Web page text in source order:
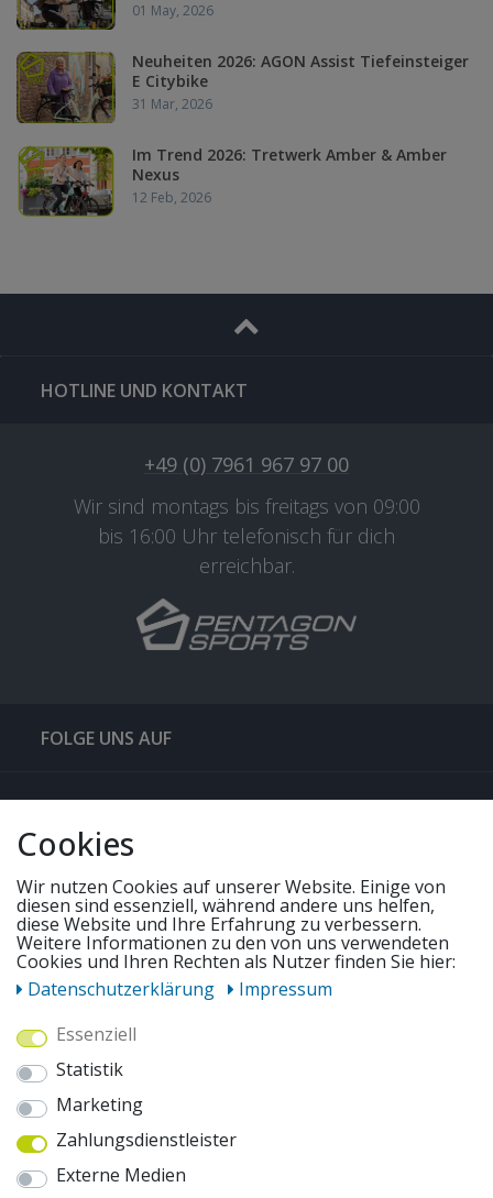
01 May, 2026
Neuheiten 2026: AGON Assist Tiefeinsteiger
E Citybike
31 Mar, 2026
Im Trend 2026: Tretwerk Amber & Amber
Nexus
12 Feb, 2026
HOTLINE UND KONTAKT
+49 (0) 7961 967 97 00
Wir sind montags bis freitags von 09:00
bis 16:00 Uhr telefonisch für dich
erreichbar.
FOLGE UNS AUF
QUICKLINKS & TIPPS
UNSERE ANGEBOTE
WIR VERSENDEN MIT
AUSZEICHNUNGEN & SICHERHEIT
Cookies
Wir nutzen Cookies auf unserer Website. Einige von
diesen sind essenziell, während andere uns helfen,
diese Website und Ihre Erfahrung zu verbessern.
Weitere Informationen zu den von uns verwendeten
Cookies und Ihren Rechten als Nutzer finden Sie hier:
Daten­schutz­erklärung
Impressum
Essenziell
Statistik
Marketing
Zahlungsdienstleister
Externe Medien